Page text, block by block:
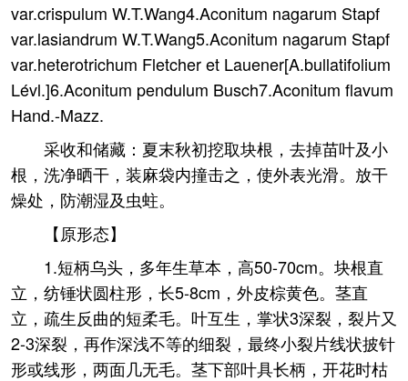
var.crispulum W.T.Wang4.Aconitum nagarum Stapf
var.lasiandrum W.T.Wang5.Aconitum nagarum Stapf
var.heterotrichum Fletcher et Lauener[A.bullatifolium
Lévl.]6.Aconitum pendulum Busch7.Aconitum flavum
Hand.-Mazz.
采收和储藏：夏末秋初挖取块根，去掉苗叶及小
根，洗净晒干，装麻袋内撞击之，使外表光滑。放干
燥处，防潮湿及虫蛀。
【原形态】
1.短柄乌头，多年生草本，高50-70cm。块根直
立，纺锤状圆柱形，长5-8cm，外皮棕黄色。茎直
立，疏生反曲的短柔毛。叶互生，掌状3深裂，裂片又
2-3深裂，再作深浅不等的细裂，最终小裂片线状披针
形或线形，两面几无毛。茎下部叶具长柄，开花时枯